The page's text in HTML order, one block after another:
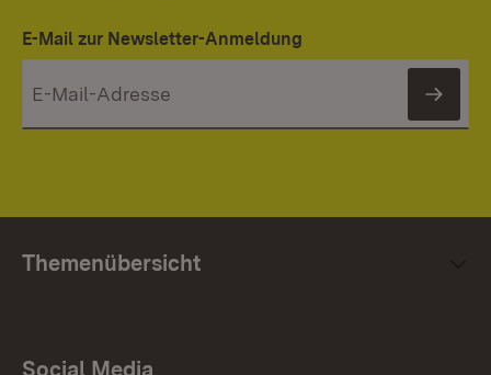
E-Mail zur Newsletter-Anmeldung
Themenübersicht
Social Media